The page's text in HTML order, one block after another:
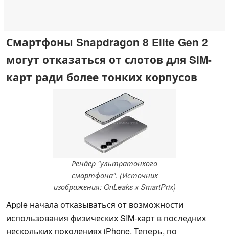
Смартфоны Snapdragon 8 Elite Gen 2
могут отказаться от слотов для SIM-
карт ради более тонких корпусов
Рендер "ультратонкого
смартфона". (Источник
изображения: OnLeaks x SmartPrix)
Apple начала отказываться от возможности
использования физических SIM-карт в последних
нескольких поколениях iPhone. Теперь, по